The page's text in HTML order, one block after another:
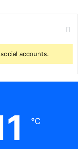
accounts.
℃